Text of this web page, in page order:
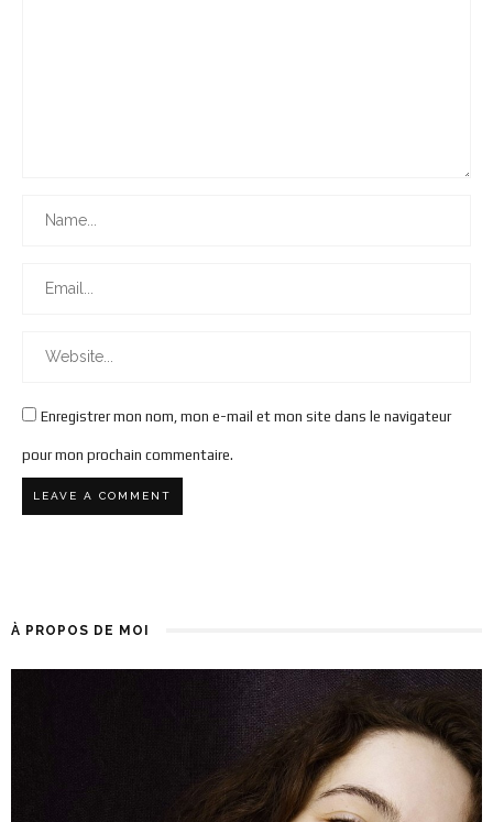
Enregistrer mon nom, mon e-mail et mon site dans le navigateur
pour mon prochain commentaire.
À PROPOS DE MOI